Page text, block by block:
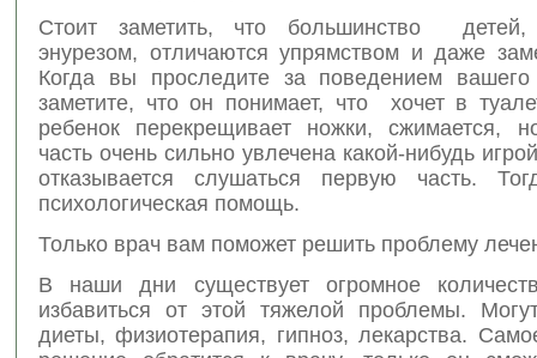
Стоит заметить, что большинство детей,
энурезом, отличаются упрямством и даже
Когда вы проследите за поведением
заметите, что он понимает, что хочет в
ребенок перекрещивает ножки, сжимается,
часть очень сильно увлечена какой-нибудь
отказывается слушаться первую часть.
психологическая помощь.
Только врач вам поможет решить проблему
В наши дни существует огромное
избавиться от этой тяжелой проблемы.
диеты, физиотерапия, гипноз, лекарства.